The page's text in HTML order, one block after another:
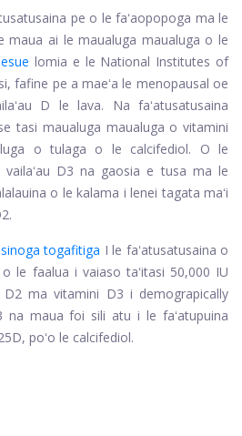
pe o le faʻaopopoga ma le
maua ai le maualuga maualuga o le
lomia e le National Institutes of
fafine pe a maeʻa le menopausal oe
D le lava. Na faʻatusatusaina
tasi maualuga maualuga o vitamini
o tulaga o le calcifediol. O le
vailaʻau D3 na gaosia e tusa ma le
o le kalama i lenei tagata maʻi
togafitiga I le faʻatusatusaina o
o le faalua i vaiaso taʻitasi 50,000 IU
ma vitamini D3 i demograpically
na maua foi sili atu i le faʻatupuina
poʻo le calcifediol.